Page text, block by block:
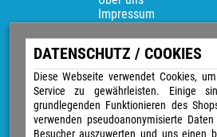
DATENSCHUTZ / COOKIES
Diese Webseite verwendet Cookies,
Service zu gewährleisten. Einige
grundlegenden Funktionieren des
verwenden pseudoanonymisierte
Besucher auszuwerten und uns einen
Impressum
Versand &
Widerrufsrecht
Datenschutz
Sitemap
AGB
Magazin
GPSR